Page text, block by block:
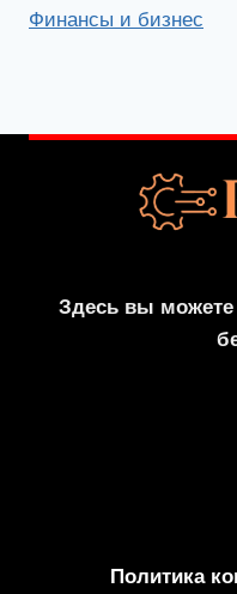
Финансы и бизнес
Здесь вы можете
Политика